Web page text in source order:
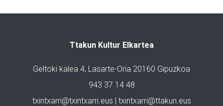
Ttakun Kultur Elkartea
Geltoki kalea 4, Lasarte-Oria 20160 Gipuzkoa
943 37 14 48
txintxarri@txintxarri.eus | txintxarri@ttakun.eus